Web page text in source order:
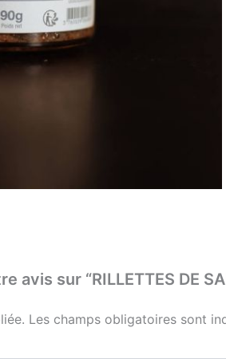
sur “RILLETTES DE
Les champs obligatoires sont